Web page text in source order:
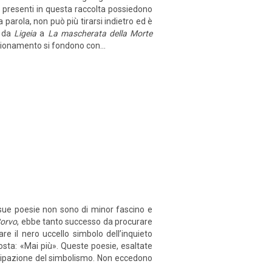
in questa raccolta possiedono
non può più tirarsi indietro ed è
Ligeiaa La mascherata della Morte
si fondono con...
poesie non sono di minor fascino e
, ebbe tanto successo da procurare
il nero uccello simbolo dell’inquieto
«Mai più». Queste poesie, esaltate
del simbolismo. Non eccedono